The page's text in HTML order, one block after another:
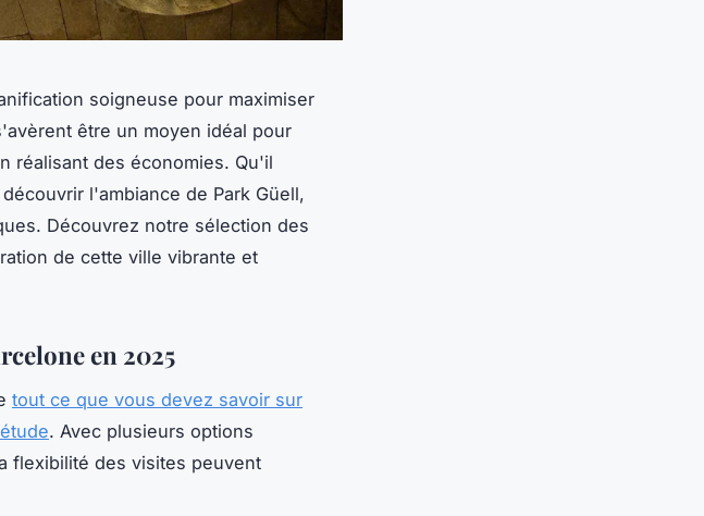
soigneuse pour maximiser
être un moyen idéal pour
réalisant des économies. Qu'il
l'ambiance de Park Güell,
Découvrez notre sélection des
de cette ville vibrante et
en 2025
tout ce que vous devez savoir sur
. Avec plusieurs options
flexibilité des visites peuvent